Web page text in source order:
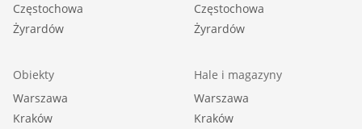
Częstochowa
Żyrardów
Częstochowa
Żyrardów
Obiekty
Warszawa
Kraków
Hale i magazyny
Warszawa
Kraków